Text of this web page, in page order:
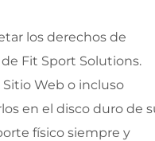
los derechos de
Fit Sport Solutions.
Web o incluso
en el disco duro de
físico siempre y